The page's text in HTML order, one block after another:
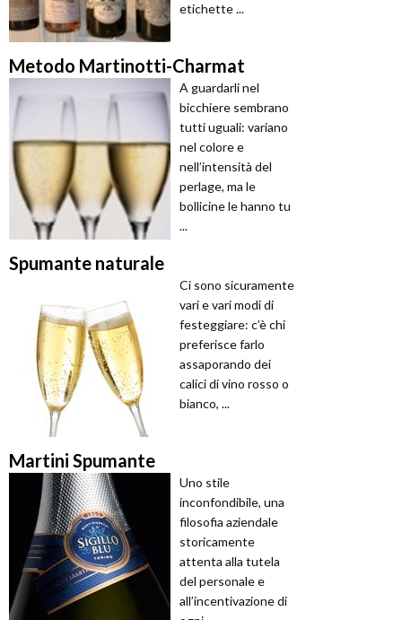
etichette ...
Metodo Martinotti-Charmat
A guardarli nel
bicchiere sembrano
tutti uguali: variano
nel colore e
nell’intensità del
perlage, ma le
bollicine le hanno tu
...
Spumante naturale
Ci sono sicuramente
vari e vari modi di
festeggiare: c’è chi
preferisce farlo
assaporando dei
calici di vino rosso o
bianco, ...
Martini Spumante
Uno stile
inconfondibile, una
filosofia aziendale
storicamente
attenta alla tutela
del personale e
all’incentivazione di